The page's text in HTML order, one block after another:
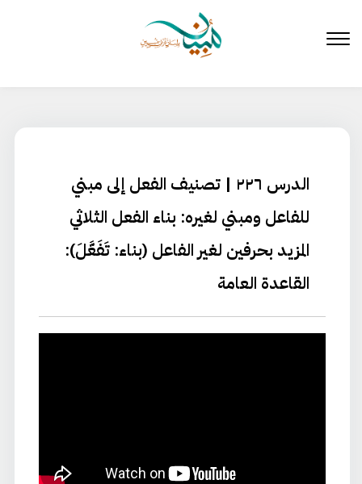
المحتوى
الدرس ٢٢٦ | تصنيف الفعل إلى مبني
للفاعل ومبني لغيره: بناء الفعل الثلاثي
المزيد بحرفين لغير الفاعل (بناء: تَفَعَّلَ):
القاعدة العامة